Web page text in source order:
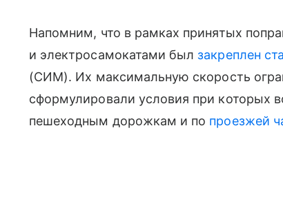
Напомним, что в рамках принятых
и электросамокатами был закреплен
(СИМ). Их максимальную скорость
сформулировали условия при которых
пешеходным дорожкам и по проезжей